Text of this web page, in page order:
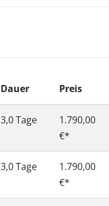
Dauer Preis
3,0 Tage
1.790,00
€*
3,0 Tage
1.790,00
€*